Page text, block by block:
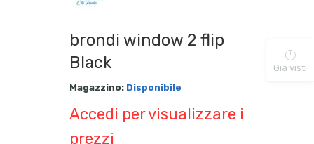
brondi window 2 flip
Black
Magazzino: Disponibile
Accedi per visualizzare i
prezzi
Già visti